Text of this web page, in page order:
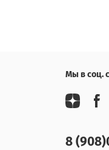
Мы в соц.
8